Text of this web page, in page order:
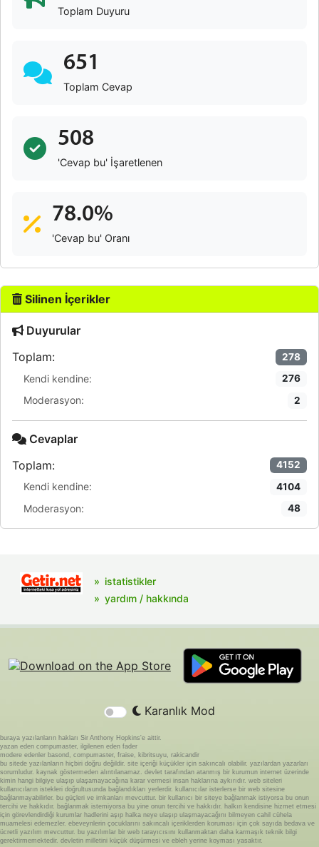
Toplam Duyuru
651
Toplam Cevap
508
'Cevap bu' İşaretlenen
78.0%
'Cevap bu' Oranı
Silinen İçerikler
Duyurular
Toplam:
278
Kendi kendine: 276
Moderasyon: 2
Cevaplar
Toplam:
4152
Kendi kendine: 4104
Moderasyon: 48
istatistikler
yardım / hakkında
Karanlık Mod
buraya yazılanların hakları Sir Anthony Hopkins'e aittir.
yazan eden compumaster, ilgilenen eden fader
modere edenler basond, compumaster, fraise, kibritsuyu, rakicandir
bu sitede yazılanların hiçbiri doğru değildir. site içeriği küçükler için sakıncalı olabilir. yazılardan yazarları
sorumludur. kaynak göstermeden alıntılanamaz. devlet tarafından atanmış bir kurumun internet üzerinde
kimin hangi bilgiye ulaşıp ulaşamayacağına karar vermesi insan haklarına aykırıdır. web siteleri
kullanıcıların istekleri doğrultusunda bağlandıkları yerlerdir. kullanıcılar isterlerse bir web sitesine
bağlanmayabilirler. bu güçleri ve imkanları mevcuttur. bir kullanıcı bir siteye bağlanmak istiyorsa bu onun
tercihi ve hakkıdır. bağlanmak istemiyorsa bu yine onun tercihi ve hakkıdır. halkın kendisine hizmet etmesi
için görevlendirdiği kurumlar hadlerini aşıp halka neye ulaşıp ulaşmayacağını bilmeyen cahil cühela
muamelesi edemezler. ebeveynlerin çocuklarını sakıncalı içeriklerden koruması için çok sayıda bedava ve
ücretli yazılım mevcuttur. bu yazılımlar bir web tarayıcısını kullanmaktan daha karmaşık teknik bilgi
gerektirmemektedir. devletin milletini küçük düşürmesi ve ebleh yerine koyması yasaktır.